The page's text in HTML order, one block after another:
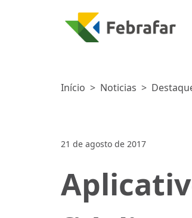
Início > Noticias >
21 de agosto de 2017